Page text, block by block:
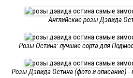
Английские розы Дэвида
Розы Остина: лучшие сорта для
Розы Дэвида Остина (фото и описание) -